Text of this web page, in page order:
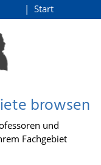
Start
browsen
und
Fachgebiet